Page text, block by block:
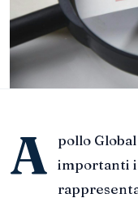
A
pollo
importanti